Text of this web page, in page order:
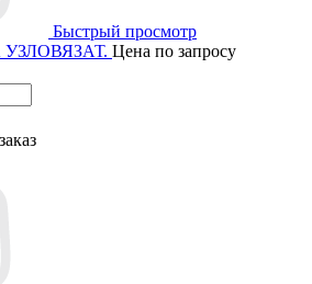
Быстрый просмотр
УЗЛОВЯЗАТ. Цена по запросу